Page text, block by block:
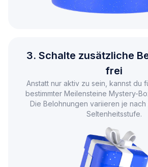
3. Schalte zusätzliche
frei
Anstatt nur aktiv zu sein, kannst du
bestimmter Meilensteine Mystery-
Die Belohnungen variieren je nach
Seltenheitsstufe.